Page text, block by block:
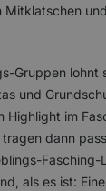
Gruppen lohnt
und
Highlight im
dann
Fasching-
als es ist: